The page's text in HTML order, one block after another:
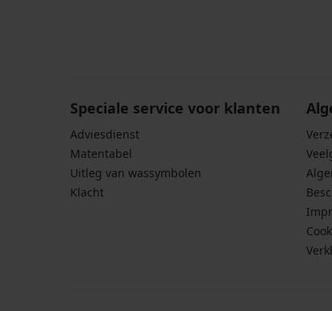
Speciale service voor klanten
Adviesdienst
Matentabel
Uitleg van wassymbolen
Klacht